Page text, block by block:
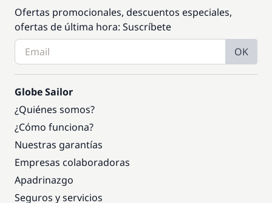
Ofertas promocionales, descuentos especiales,
ofertas de última hora: Suscríbete
OK
Globe Sailor
¿Quiénes somos?
¿Cómo funciona?
Nuestras garantías
Empresas colaboradoras
Apadrinazgo
Seguros y servicios